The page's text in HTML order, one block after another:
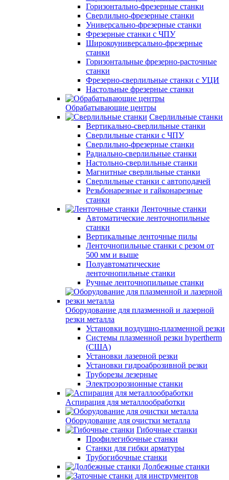
Горизонтально-фрезерные станки
Сверлильно-фрезерные станки
Универсально-фрезерные станки
Фрезерные станки с ЧПУ
Широкоуниверсально-фрезерные
станки
Горизонтальные фрезерно-расточные
станки
Фрезерно-сверлильные станки с УЦИ
Настольные фрезерные станки
Обрабатывающие центры
Сверлильные станки
Вертикально-сверлильные станки
Сверлильные станки с ЧПУ
Сверлильно-фрезерные станки
Радиально-сверлильные станки
Настольно-сверлильные станки
Магнитные сверлильные станки
Сверлильные станки с автоподачей
Резьбонарезные и гайконарезные
станки
Ленточные станки
Автоматические ленточнопильные
станки
Вертикальные ленточные пилы
Ленточнопильные станки с резом от
500 мм и выше
Полуавтоматические
ленточнопильные станки
Ручные ленточнопильные станки
Оборудование для плазменной и лазерной
резки металла
Установки воздушно-плазменной резки
Системы плазменной резки hypertherm
(США)
Установки лазерной резки
Установки гидроаброзивной резки
Труборезы лезерные
Электроэрозионные станки
Аспирация для металлообработки
Оборудование для очистки металла
Гибочные станки
Профилегибочные станки
Станки для гибки арматуры
Трубогибочные станки
Долбежные станки